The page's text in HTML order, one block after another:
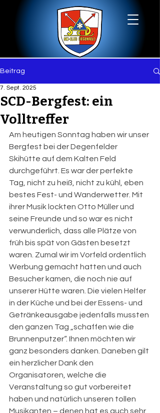
Beitrag
SCD-Bergfest: ein
Volltreffer
7. Sept. 2025
Am heutigen Sonntag haben wir unser
Bergfest bei der Degenfelder
Skihütte auf dem Kalten Feld
durchgeführt. Es war der perfekte
Tag, nicht zu heiß, nicht zu kühl, eben
bestes Fest- und Wanderwetter. Mit
ihrer Musik lockten Otto Müller und
seine Freunde und so war es nicht
verwunderlich, dass alle Plätze von
früh bis spät von Gästen besetzt
waren. Zumal wir im Vorfeld ordentlich
Werbung gemacht hatten und auch
Besucher kamen, die noch nie auf
unserer Hütte waren. Die vielen Helfer
in der Küche und bei der Essens- und
Getränkeausgabe jedenfalls mussten
den ganzen Tag „schaffen wie die
Brunnenputzer“. Ihnen möchten wir
ganz besonders danken. Daneben gilt
ein herzlicher Dank den
Organisatoren, welche die
Veranstaltung so gut vorbereitet
haben und natürlich unseren tollen
Musikanten – denen hat es auch sehr